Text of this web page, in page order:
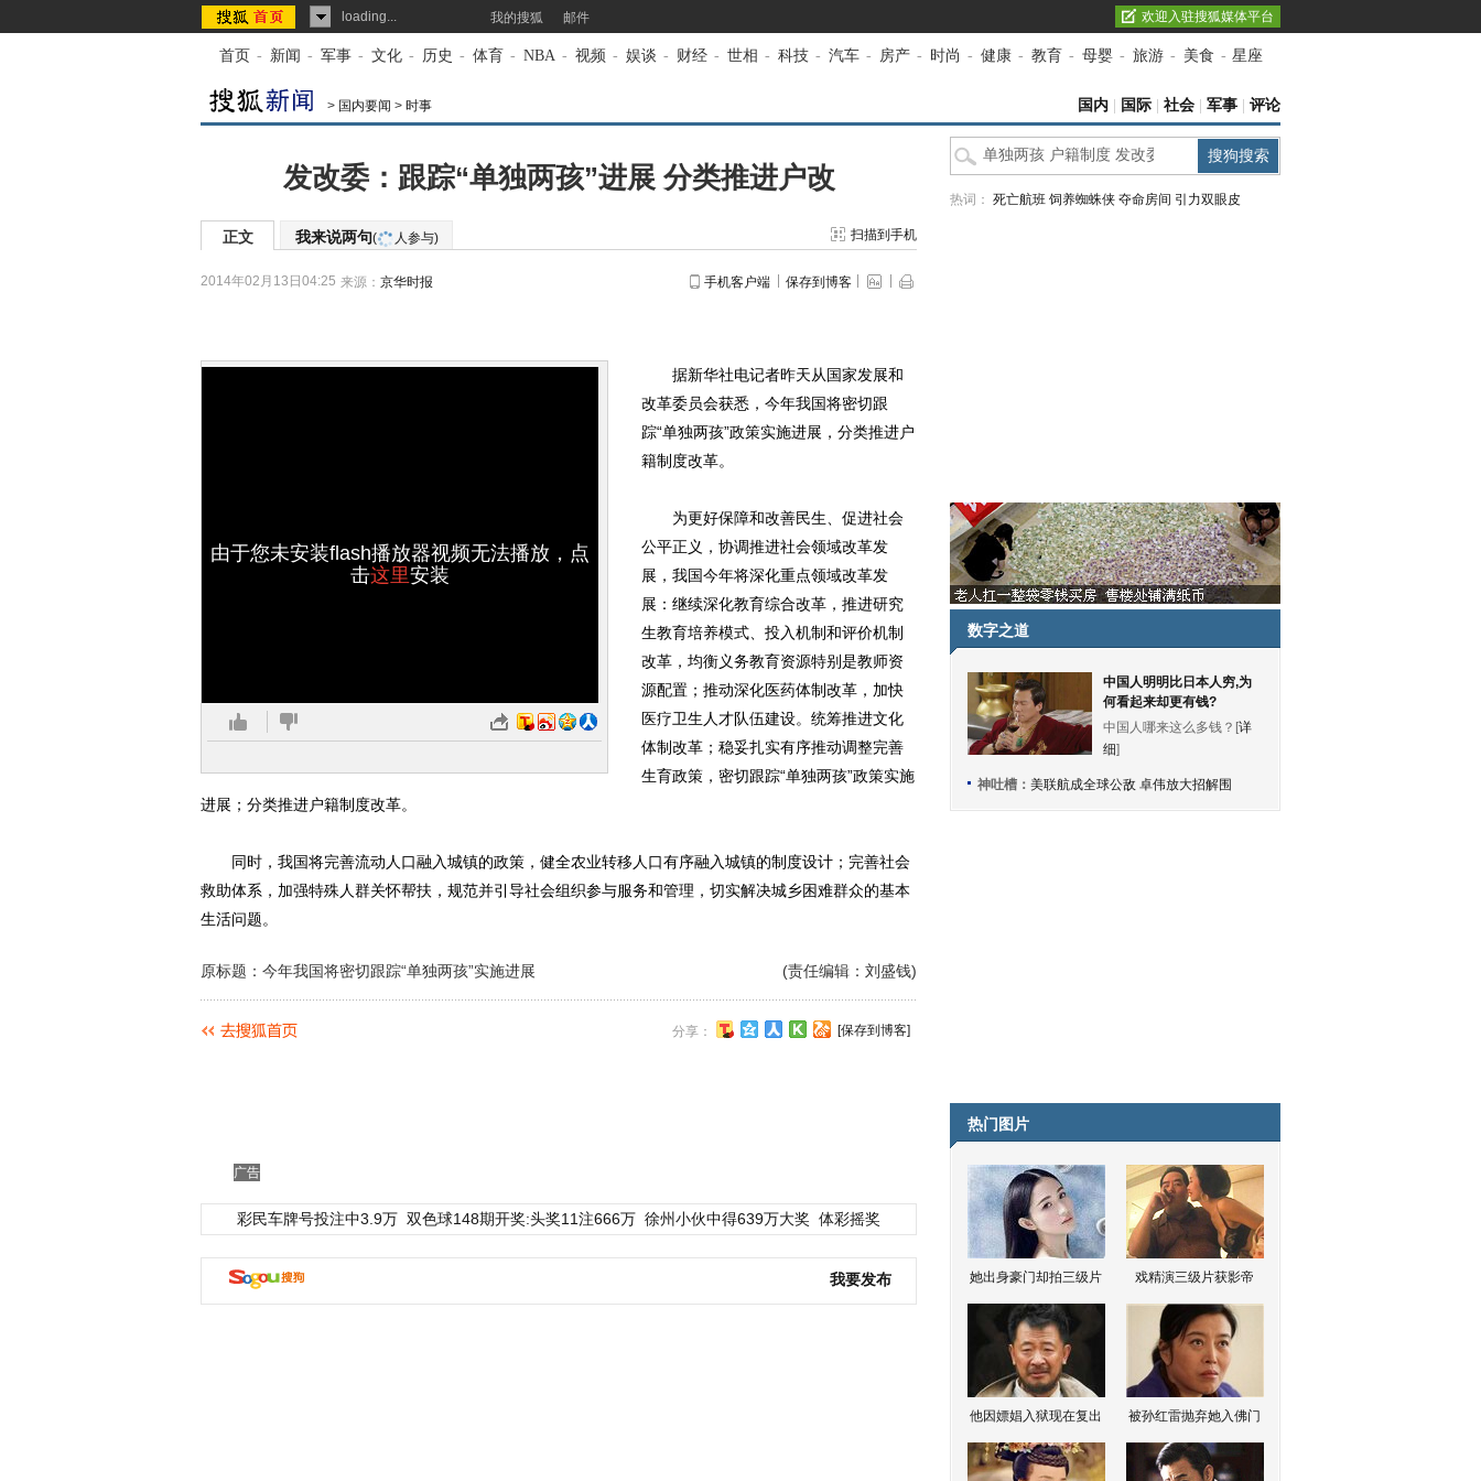
loading... 我的搜狐 邮件 欢迎入驻搜狐媒体平台
首页 - 新闻 - 军事 - 文化 - 历史 - 体育 - NBA - 视频 - 娱谈 - 财经 - 世相 - 科技 - 汽车 - 房产 - 时尚 - 健康 - 教育 - 母婴 - 旅游 - 美食 - 星座
> 国内要闻 > 时事 国内 国际 社会 军事 评论
发改委：跟踪“单独两孩”进展 分类推进户改
正文 我来说两句( 人参与) 扫描到手机
2014年02月13日04:25 来源： 京华时报 手机客户端 保存到博客
由于您未安装flash播放器视频无法播放，点
击这里安装
据新华社电记者昨天从国家发展和
改革委员会获悉，今年我国将密切跟
踪“单独两孩”政策实施进展，分类推进户
籍制度改革。
为更好保障和改善民生、促进社会
公平正义，协调推进社会领域改革发
展，我国今年将深化重点领域改革发
展：继续深化教育综合改革，推进研究
生教育培养模式、投入机制和评价机制
改革，均衡义务教育资源特别是教师资
源配置；推动深化医药体制改革，加快
医疗卫生人才队伍建设。统筹推进文化
体制改革；稳妥扎实有序推动调整完善
生育政策，密切跟踪“单独两孩”政策实施
进展；分类推进户籍制度改革。
同时，我国将完善流动人口融入城镇的政策，健全农业转移人口有序融入城镇的制度设计；完善社会
救助体系，加强特殊人群关怀帮扶，规范并引导社会组织参与服务和管理，切实解决城乡困难群众的基本
生活问题。
(责任编辑：刘盛钱)
原标题：今年我国将密切跟踪“单独两孩”实施进展
分享： [保存到博客]
广告
彩民车牌号投注中3.9万 双色球148期开奖:头奖11注666万 徐州小伙中得639万大奖 体彩摇奖
我要发布
热词： 死亡航班 饲养蜘蛛侠 夺命房间 引力双眼皮
数字之道
中国人明明比日本人穷,为
何看起来却更有钱?
中国人哪来这么多钱？[详
细]
神吐槽： 美联航成全球公敌 卓伟放大招解围
热门图片
她出身豪门却拍三级片 戏精演三级片获影帝
他因嫖娼入狱现在复出 被孙红雷抛弃她入佛门